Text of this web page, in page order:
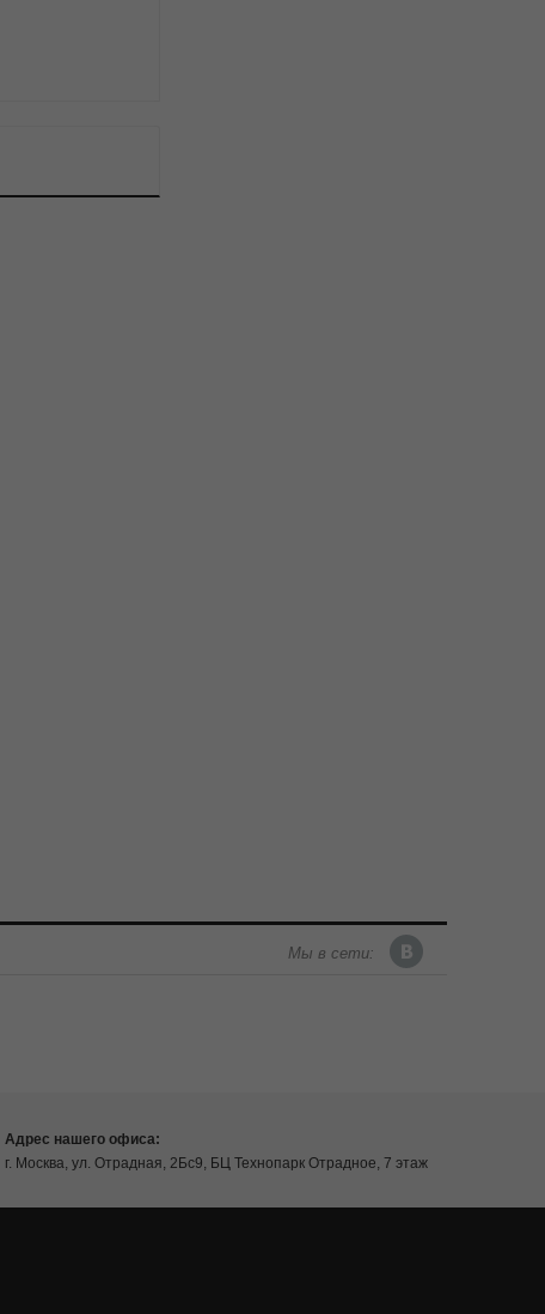
Мы в сети:
Адрес нашего офиса:
г. Москва, ул. Отрадная, 2Бс9, БЦ Технопарк Отрадное, 7 этаж